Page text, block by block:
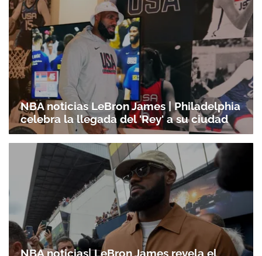
NBA noticias LeBron James | Philadelphia
celebra la llegada del 'Rey' a su ciudad
NBA noticias| LeBron James revela el